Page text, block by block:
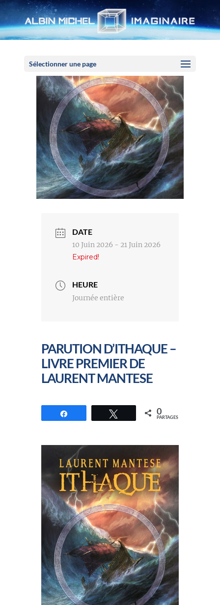
Sélectionner une page
DATE
10 Juin 2026 - 21 Juin 2026
Expired!
HEURE
Journée entière
PARUTION D’ITHAQUE –
LIVRE PREMIER DE
LAURENT MANTESE
Tweetez 0
PARTAGES
Panneau de gestion des cookies